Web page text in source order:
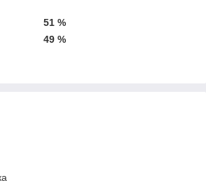
51 %
49 %